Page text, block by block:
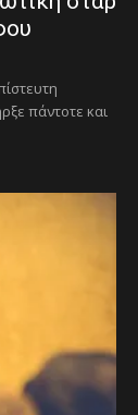
πάντοτε και